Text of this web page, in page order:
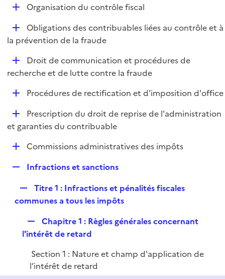
p
l
i
e
r
D
l
r
Organisation du contrôle fiscal
D
é
i
Obligations des contribuables liées au contrôle et à
la prévention de la fraude
D
é
r
Droit de communication et procédures de
recherche et de lutte contre la fraude
D
l
Procédures de rectification et d'imposition d'office
D
é
r
Prescription du droit de reprise de l'administration
et garanties du contribuable
D
e
Commissions administratives des impôts
p
l
r
Infractions et sanctions
e
l
i
e
r
Titre 1 : Infractions et pénalités fiscales
communes a tous les impôts
e
l
i
Chapitre 1 : Règles générales concernant
l'intérêt de retard
Section 1 : Nature et champ d'application de
l’intérêt de retard